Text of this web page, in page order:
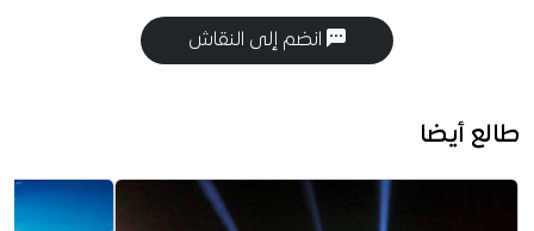
انضم إلى النقاش
طالع أيضا